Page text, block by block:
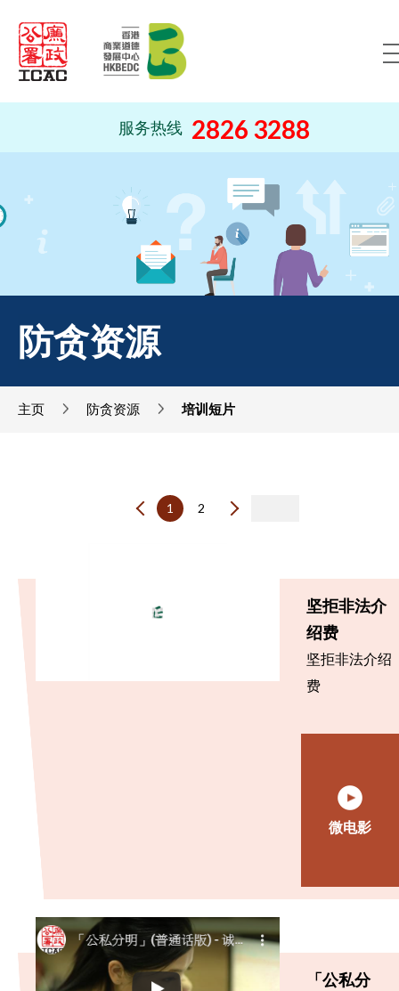
跳到内容（按回车键）
服务热线 2826 3288
防贪资源
主页 防贪资源 培训短片
1 2
坚拒非法介
绍费
坚拒非法介绍
费
微电影
「公私分